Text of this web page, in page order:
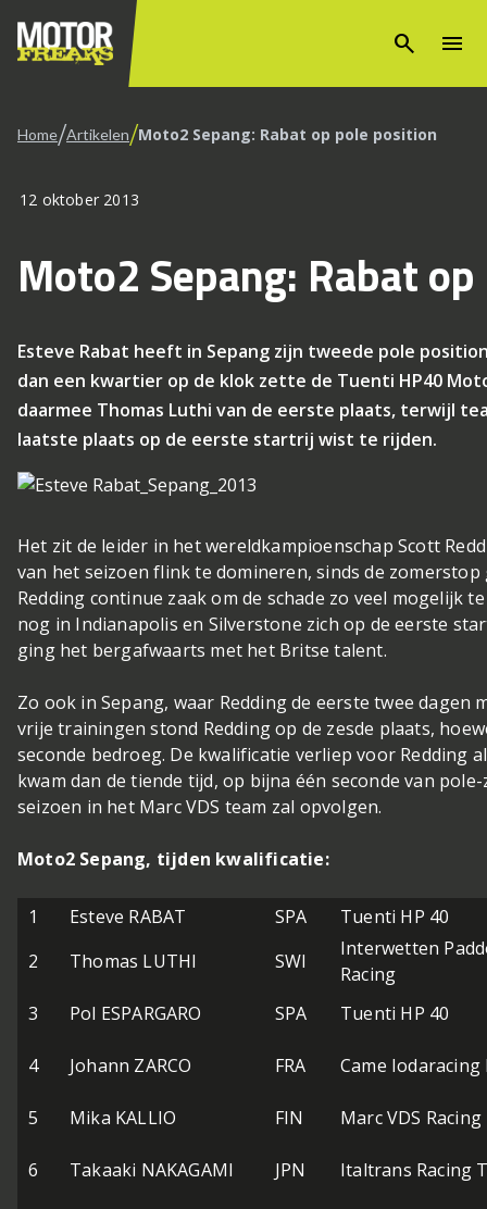
search menu
Home/Artikelen/Moto2 Sepang: Rabat op pole position
12 oktober 2013
Moto2 Sepang: Rabat
Esteve Rabat heeft in Sepang zijn tweede pole
dan een kwartier op de klok zette de Tuenti HP40
daarmee Thomas Luthi van de eerste plaats, terwijl
laatste plaats op de eerste startrij wist te rijden.
Het zit de leider in het wereldkampioenschap Scott
van het seizoen flink te domineren, sinds de
Redding continue zaak om de schade zo veel mogelijk
nog in Indianapolis en Silverstone zich op de eerste
ging het bergafwaarts met het Britse talent.
Zo ook in Sepang, waar Redding de eerste twee
vrije trainingen stond Redding op de zesde plaats,
seconde bedroeg. De kwalificatie verliep voor
kwam dan de tiende tijd, op bijna één seconde van
seizoen in het Marc VDS team zal opvolgen.
Moto2 Sepang, tijden kwalificatie:
1 Esteve RABAT SPA
Tuenti HP 40
2
Thomas LUTHI SWI
Interwetten
Racing
3
Pol ESPARGARO SPA Tuenti HP 40
4 Johann ZARCO FRA Came Iodaracing
5 Mika KALLIO FIN Marc VDS
6 Takaaki NAKAGAMI JPN Italtrans Racing